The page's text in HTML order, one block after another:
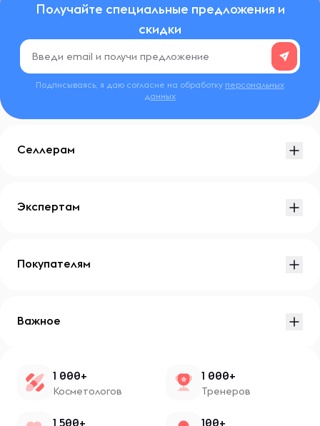
Получайте специальные предложения и
скидки
Подписываясь, я даю согласие на обработку персональных
данных
Селлерам
Экспертам
Покупателям
Важное
1 000+
Косметологов
1 000+
Тренеров
1 500+ 100+